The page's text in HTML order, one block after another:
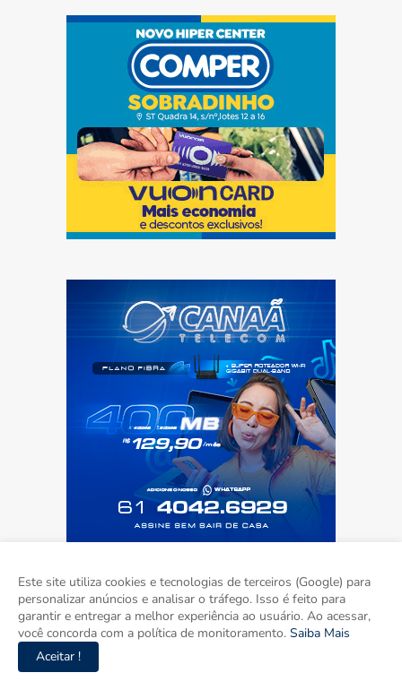
Este site utiliza cookies e tecnologias de terceiros (Google) para
personalizar anúncios e analisar o tráfego. Isso é feito para
garantir e entregar a melhor experiência ao usuário. Ao acessar,
você concorda com a política de monitoramento. Saiba Mais
Aceitar !